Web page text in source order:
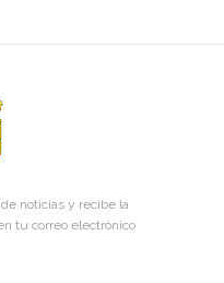
noticias y recibe la
tu correo electrónico